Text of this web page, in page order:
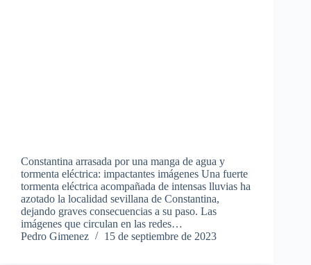
Constantina arrasada por una manga de agua y
tormenta eléctrica: impactantes imágenes Una fuerte
tormenta eléctrica acompañada de intensas lluvias ha
azotado la localidad sevillana de Constantina,
dejando graves consecuencias a su paso. Las
imágenes que circulan en las redes…
Pedro Gimenez
15 de septiembre de 2023